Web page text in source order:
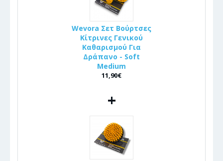
Wevora Σετ Βούρτσες
Κίτρινες Γενικού
Καθαρισμού Για
Δράπανο - Soft
Medium
11,90€
+